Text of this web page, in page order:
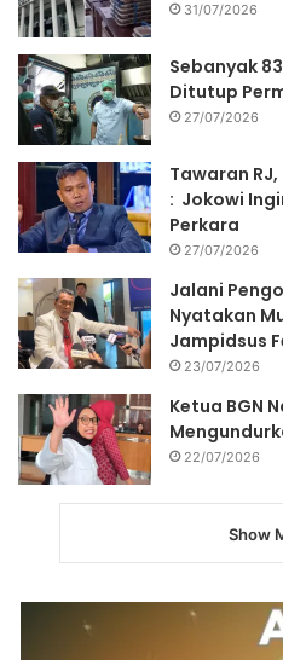
31/07/2026
Sebanyak
Ditutup
27/07/2026
Tawaran RJ,
: Jokowi
Perkara
27/07/2026
Jalani
Nyatakan
Jampidsus
23/07/2026
Ketua BGN
22/07/2026
Show